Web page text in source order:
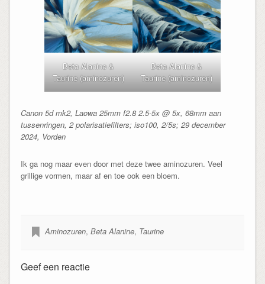
Beta Alanine &
Taurine (aminozuren)
Beta Alanine &
Taurine (aminozuren)
Canon 5d mk2, Laowa 25mm f2.8 2.5-5x @ 5x, 68mm aan
tussenringen, 2 polarisatiefilters; iso100, 2/5s; 29 december
2024, Vorden
Ik ga nog maar even door met deze twee aminozuren. Veel
grillige vormen, maar af en toe ook een bloem.
Aminozuren, Beta Alanine, Taurine
Geef een reactie